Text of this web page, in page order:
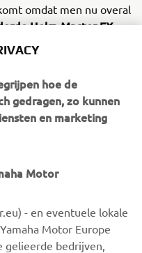
omdat men nu overal
Helm Master EX-
noodzaak van een
nodig. En
functie maken het
om optimale
partner voor
Geniet van de
zowel professionals als
hoe de
gedragen, zo kunnen
en marketing
Motor
- en eventuele lokale
Motor Europe
gelieerde bedrijven,